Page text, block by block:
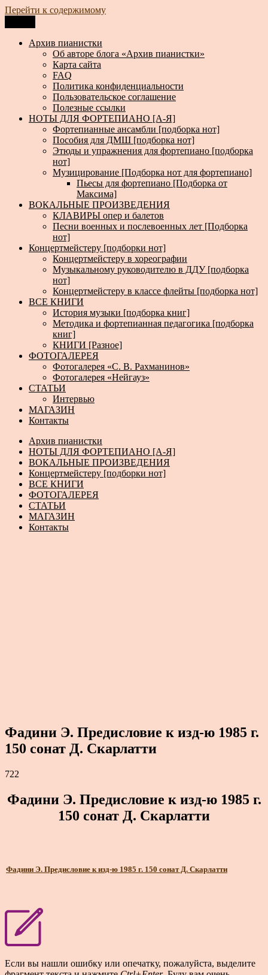
Перейти к содержимому
Архив пианистки
Всё для пианистов: ноты, книги, музыка, статьи…
Архив пианистки
Об авторе блога «Архив пианистки»
Карта сайта
FAQ
Политика конфиденциальности
Пользовательское соглашение
Полезные ссылки
НОТЫ ДЛЯ ФОРТЕПИАНО [А-Я]
Фортепианные ансамбли [подборка нот]
Пособия для ДМШ [подборка нот]
Этюды и упражнения для фортепиано [подборка
нот]
Музицирование [Подборка нот для фортепиано]
Пьесы для фортепиано [Подборка от
Максима]
ВОКАЛЬНЫЕ ПРОИЗВЕДЕНИЯ
КЛАВИРЫ опер и балетов
Песни военных и послевоенных лет [Подборка
нот]
Концертмейстеру [подборки нот]
Концертмейстеру в хореографии
Музыкальному руководителю в ДДУ [подборка
нот]
Концертмейстеру в классе флейты [подборка нот]
ВСЕ КНИГИ
История музыки [подборка книг]
Методика и фортепианная педагогика [подборка
книг]
КНИГИ [Разное]
ФОТОГАЛЕРЕЯ
Фотогалерея «С. В. Рахманинов»
Фотогалерея «Нейгауз»
СТАТЬИ
Интервью
МАГАЗИН
Контакты
Архив пианистки
НОТЫ ДЛЯ ФОРТЕПИАНО [А-Я]
ВОКАЛЬНЫЕ ПРОИЗВЕДЕНИЯ
Концертмейстеру [подборки нот]
ВСЕ КНИГИ
ФОТОГАЛЕРЕЯ
СТАТЬИ
МАГАЗИН
Контакты
Фадини Э. Предисловие к изд-ю 1985 г.
150 сонат Д. Скарлатти
722
Фадини Э. Предисловие к изд-ю 1985 г.
150 сонат Д. Скарлатти
Фадини Э. Предисловие к изд-ю 1985 г. 150 сонат Д. Скарлатти
Если вы нашли ошибку или опечатку, пожалуйста, выделите